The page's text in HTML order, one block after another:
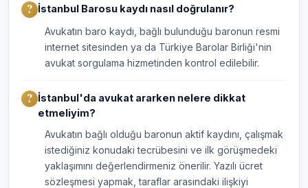
İstanbul Barosu kaydı nasıl doğrulanır?
Avukatın baro kaydı, bağlı bulunduğu baronun resmi
internet sitesinden ya da Türkiye Barolar Birliği'nin
avukat sorgulama hizmetinden kontrol edilebilir.
İstanbul'da avukat ararken nelere dikkat
etmeliyim?
Avukatın bağlı olduğu baronun aktif kaydını, çalışmak
istediğiniz konudaki tecrübesini ve ilk görüşmedeki
yaklaşımını değerlendirmeniz önerilir. Yazılı ücret
sözleşmesi yapmak, taraflar arasındaki ilişkiyi